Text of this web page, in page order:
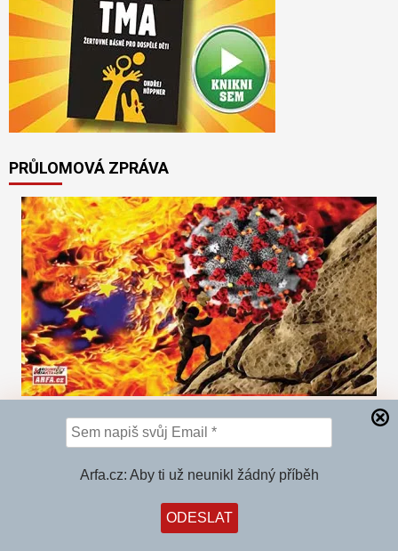
Arfa.cz: Aby ti už neunikl žádný příběh
PRŮLOMOVÁ ZPRÁVA
“Oni nám lžou! Po vakcinaci přibývá nakažených!”
hlásí země Evropy. Expert: Křivka chřipek, kterou
vlády podvodně vydávají za covid, poroste do
kdybychom se stavěli na hlavu.”